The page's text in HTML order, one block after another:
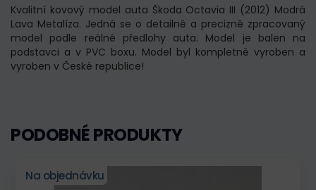
Kvalitní kovový model auta Škoda Octavia III (2012) Modrá
Lava Metalíza. Jedná se o detailně a precizně zpracovaný
model podle reálné předlohy auta. Model je balen na
podstavci a v PVC boxu. Model byl kompletně vyroben a
vyroben v České republice!
PODOBNÉ PRODUKTY
Na objednávku